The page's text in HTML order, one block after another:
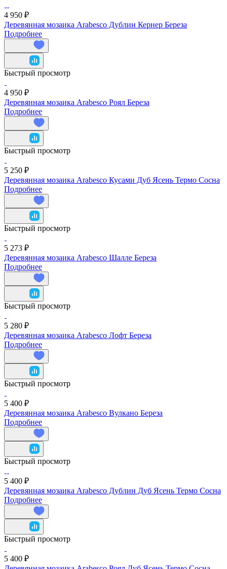
4 950 ₽
Деревянная мозаика Arabesco Дублин Кернер Береза
Подробнее
Быстрый просмотр
4 950 ₽
Деревянная мозаика Arabesco Роял Береза
Подробнее
Быстрый просмотр
5 250 ₽
Деревянная мозаика Arabesco Кусами Дуб Ясень Термо Сосна
Подробнее
Быстрый просмотр
5 273 ₽
Деревянная мозаика Arabesco Шалле Береза
Подробнее
Быстрый просмотр
5 280 ₽
Деревянная мозаика Arabesco Лофт Береза
Подробнее
Быстрый просмотр
5 400 ₽
Деревянная мозаика Arabesco Вулкано Береза
Подробнее
Быстрый просмотр
5 400 ₽
Деревянная мозаика Arabesco Дублин Дуб Ясень Термо Сосна
Подробнее
Быстрый просмотр
5 400 ₽